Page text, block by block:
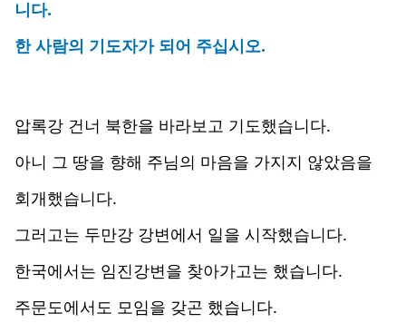
니다.
한 사람의 기도자가 되어 주십시오.
압록강 건너 북한을 바라보고 기도했습니다.
아니 그 땅을 향해 주님의 마음을 가지지 않았음을
회개했습니다.
그러고는 두만강 강변에서 일을 시작했습니다.
한국에서는 임진강변을 찾아가고는 했습니다.
주문도에서도 모임을 갖곤 했습니다.